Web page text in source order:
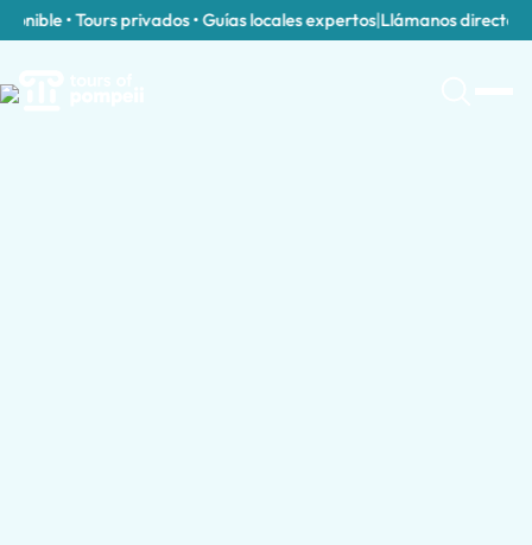
• Tours privados • Guías locales expertos|Llámanos